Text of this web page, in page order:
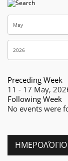
Preceding Week
11 - 17 May,
Following Week
No events were
ΗΜΕΡΟΛΌΓΙΟ